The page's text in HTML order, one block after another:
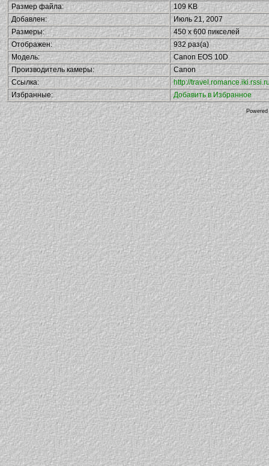
Размер файла:
109 KB
Добавлен:
Июль 21, 2007
Размеры:
450 x 600 пикселей
Отображен:
932 раз(а)
Модель:
Canon EOS 10D
Производитель камеры:
Canon
Ссылка:
http://
Избранные:
Добавить в Избранное